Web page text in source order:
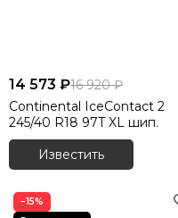
14 573 ₽16 920 ₽
Continental IceContact 2
245/40 R18 97T XL шип.
Известить
−15%